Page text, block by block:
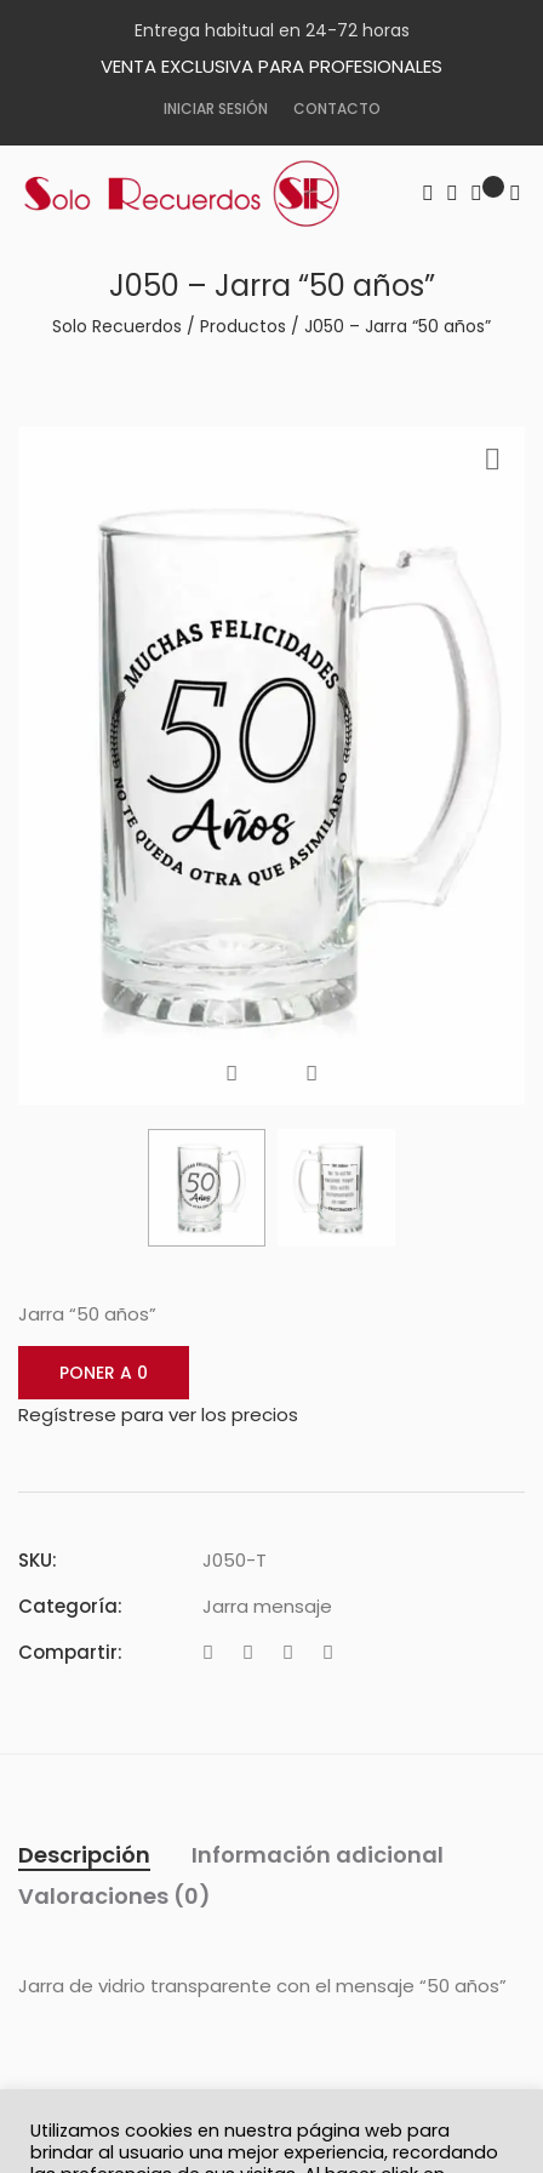
Entrega habitual en 24-72 horas
VENTA EXCLUSIVA PARA PROFESIONALES
INICIAR SESIÓN CONTACTO
J050 – Jarra “50 años”
Solo Recuerdos / Productos / J050 – Jarra “50 años”
Jarra “50 años”
PONER A 0
Regístrese para ver los precios
SKU:
J050-T
Categoría:
Jarra mensaje
Compartir:
Descripción
Información adicional
Valoraciones (0)
Jarra de vidrio transparente con el mensaje “50 años”
Utilizamos cookies en nuestra página web para
brindar al usuario una mejor experiencia, recordando